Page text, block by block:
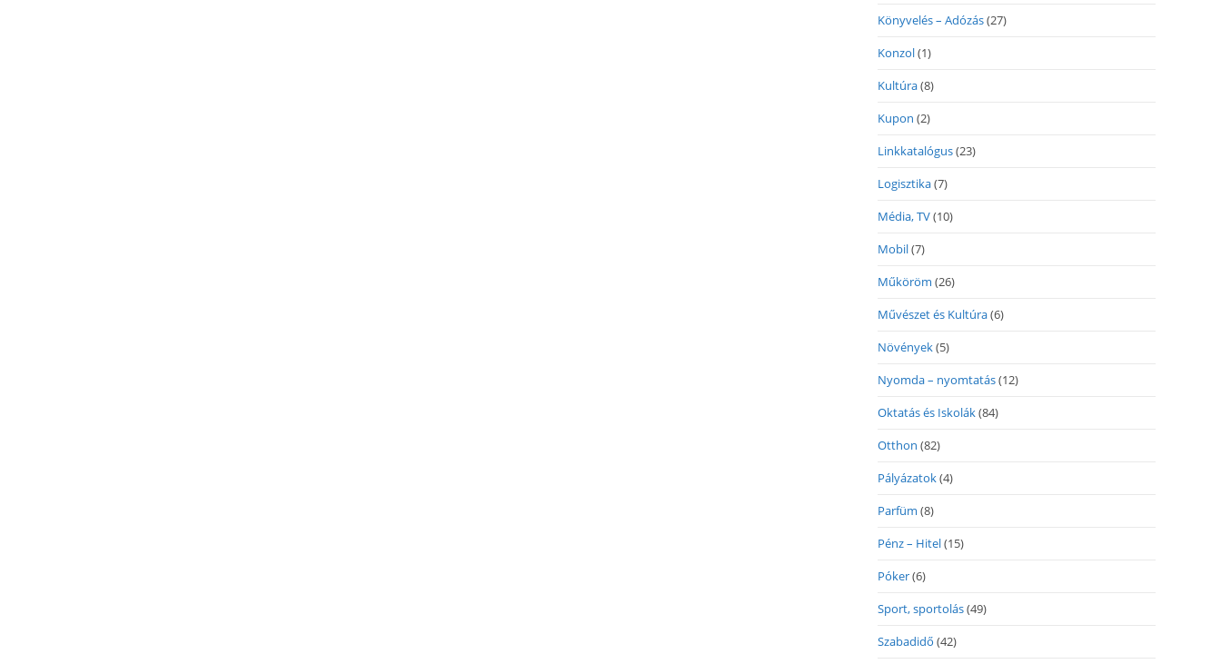
Könyvelés – Adózás(27)
Konzol(1)
Kultúra(8)
Kupon (2)
Linkkatalógus(23)
Logisztika(7)
Média, TV(10)
Mobil(7)
Műköröm (26)
Művészet és Kultúra(6)
Növények(5)
Nyomda – nyomtatás(12)
Oktatás és Iskolák(84)
Otthon (82)
Pályázatok(4)
Parfüm (8)
Pénz – Hitel(15)
Póker(6)
Sport, sportolás(49)
Szabadidő (42)